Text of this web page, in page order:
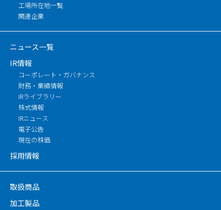
工場所在地一覧
関連企業
ニュース一覧
IR情報
コーポレート・ガバナンス
財務・業績情報
IRライブラリー
株式情報
IRニュース
電子公告
現在の株価
採用情報
取扱商品
加工製品